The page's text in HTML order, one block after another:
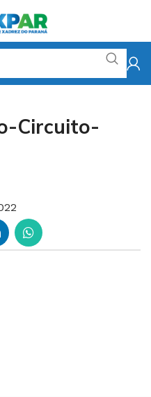
Circuito-